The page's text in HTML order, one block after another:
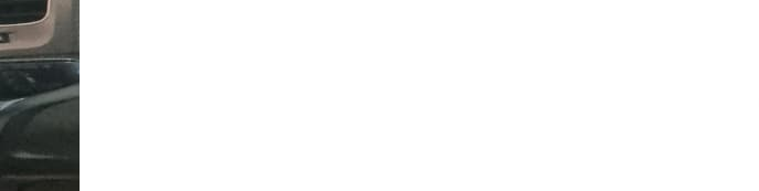
Camere Fiat
Camere Renault
Camere Dacia
Camere Toyota